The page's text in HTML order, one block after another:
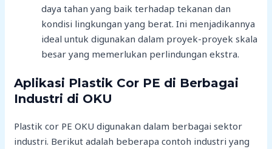
daya tahan yang baik terhadap tekanan dan
kondisi lingkungan yang berat. Ini menjadikannya
ideal untuk digunakan dalam proyek-proyek skala
besar yang memerlukan perlindungan ekstra.
Aplikasi Plastik Cor PE di Berbagai
Industri di OKU
Plastik cor PE OKU digunakan dalam berbagai sektor
industri. Berikut adalah beberapa contoh industri yang